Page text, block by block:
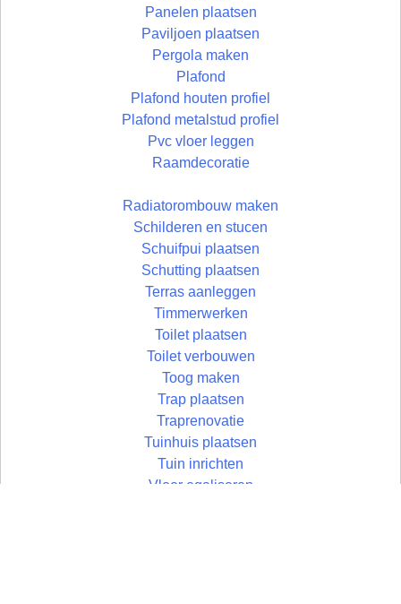
Panelen plaatsen
Paviljoen plaatsen
Pergola maken
Plafond
Plafond houten profiel
Plafond metalstud profiel
Pvc vloer leggen
Raamdecoratie
Radiatorombouw maken
Schilderen en stucen
Schuifpui plaatsen
Schutting plaatsen
Terras aanleggen
Timmerwerken
Toilet plaatsen
Toilet verbouwen
Toog maken
Trap plaatsen
Traprenovatie
Tuinhuis plaatsen
Tuin inrichten
Vloer egaliseren